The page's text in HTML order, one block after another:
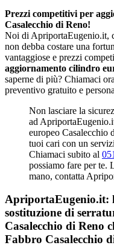
Prezzi competitivi per
Casalecchio di Reno!
Noi di ApriportaEugenio.it,
non debba costare una
vantaggiose e prezzi
aggiornamento cilindro
saperne di più? Chiamaci
preventivo gratuito e
Non lasciare la
ad
europeo Casalecchio
tuoi cari con un
Chiamaci subito al
possiamo fare per te.
mano, contatta
ApriportaEugenio.it:
sostituzione di
Casalecchio di Reno
Fabbro Casalecchio